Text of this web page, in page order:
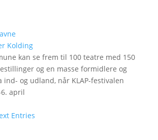
Kolding
kan se frem til 100 teatre med 150
og en masse formidlere og
og udland, når KLAP-festivalen
april
Entries